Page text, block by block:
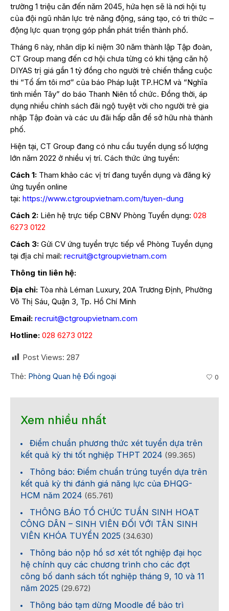
trường 1 triệu căn đến năm 2045, hứa hẹn sẽ là nơi hội tụ
của đội ngũ nhân lực trẻ năng động, sáng tạo, có tri thức –
động lực quan trọng góp phần phát triển thành phố.
Tháng 6 này, nhân dịp kỉ niệm 30 năm thành lập Tập đoàn,
CT Group mang đến cơ hội chưa từng có khi tặng căn hộ
DIYAS trị giá gần 1 tỷ đồng cho người trẻ chiến thắng cuộc
thi “Tổ ấm tôi mơ” của báo Pháp luật TP.HCM và “Nghĩa
tình miền Tây” do báo Thanh Niên tổ chức. Đồng thời, áp
dụng nhiều chính sách đãi ngộ tuyệt vời cho người trẻ gia
nhập Tập đoàn và các ưu đãi hấp dẫn để sở hữu nhà thành
phố.
Hiện tại, CT Group đang có nhu cầu tuyển dụng số lượng
lớn năm 2022 ở nhiều vị trí. Cách thức ứng tuyển:
Cách 1: Tham khảo các vị trí đang tuyển dụng và đăng ký
ứng tuyển online
tại: https://www.ctgroupvietnam.com/tuyen-dung
Cách 2: Liên hệ trực tiếp CBNV Phòng Tuyển dụng: 028
6273 0122
Cách 3: Gửi CV ứng tuyển trực tiếp về Phòng Tuyển dụng
tại địa chỉ mail: recruit@ctgroupvietnam.com
Thông tin liên hệ:
Địa chỉ: Tòa nhà Léman Luxury, 20A Trương Định, Phường
Võ Thị Sáu, Quận 3, Tp. Hồ Chí Minh
Email: recruit@ctgroupvietnam.com
Hotline: 028 6273 0122
Post Views: 287
Thẻ: Phòng Quan hệ Đối ngoại 0
Xem nhiều nhất
Điểm chuẩn phương thức xét tuyển dựa trên
kết quả kỳ thi tốt nghiệp THPT 2024 (99.365)
Thông báo: Điểm chuẩn trúng tuyển dựa trên
kết quả kỳ thi đánh giá năng lực của ĐHQG-
HCM năm 2024 (65.761)
THÔNG BÁO TỔ CHỨC TUẦN SINH HOẠT
CÔNG DÂN – SINH VIÊN ĐỐI VỚI TÂN SINH
VIÊN KHÓA TUYỂN 2025 (34.630)
Thông báo nộp hồ sơ xét tốt nghiệp đại học
hệ chính quy các chương trình cho các đợt
công bố danh sách tốt nghiệp tháng 9, 10 và 11
năm 2025 (29.672)
Thông báo tạm dừng Moodle để bảo trì